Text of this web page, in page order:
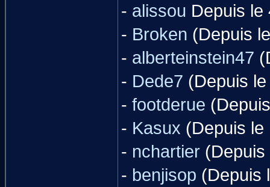
- alissou Depuis le
- Broken (Depuis
- alberteinstein47
- Dede7 (Depuis
- footderue
- Kasux (Depuis le
- nchartier
- benjisop (Depuis